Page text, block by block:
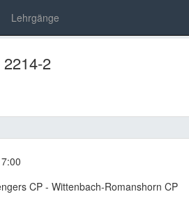
Lehrgänge
2
CP - Wittenbach-Romanshorn CP